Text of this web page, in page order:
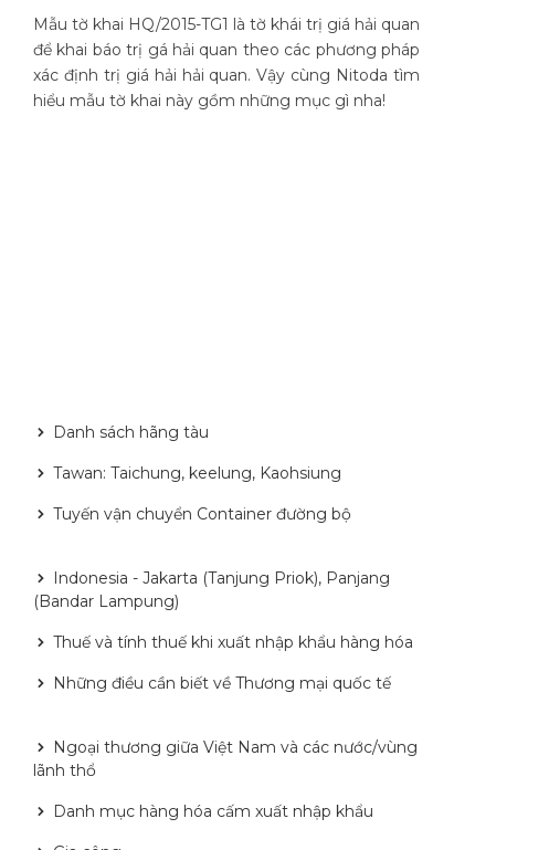
Mẫu tờ khai HQ/2015-TG1 là tờ khái trị giá hải quan
để khai báo trị gá hải quan theo các phương pháp
xác định trị giá hải hải quan. Vậy cùng Nitoda tìm
hiểu mẫu tờ khai này gồm những mục gì nha!
Danh sách hãng tàu
Tawan: Taichung, keelung, Kaohsiung
Tuyến vận chuyển Container đường bộ
Indonesia - Jakarta (Tanjung Priok), Panjang
(Bandar Lampung)
Thuế và tính thuế khi xuất nhập khẩu hàng hóa
Những điều cần biết về Thương mại quốc tế
Ngoại thương giữa Việt Nam và các nước/vùng
lãnh thổ
Danh mục hàng hóa cấm xuất nhập khẩu